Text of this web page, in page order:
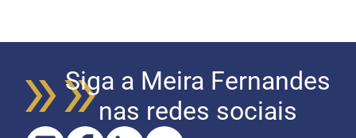
Siga a Meira Fernandes
nas redes sociais